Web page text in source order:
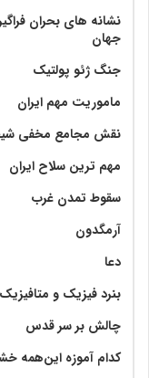
نشانه های بحران
جهان
جنگ ژئو پولتیک
ماموریت مهم ایران
نقش مجامع مخفی
مهم ترین سلاح ایران
سقوط تمدن غرب
آرمگدون
دعا
بنرد فیزیک و متافیزیک
چالش بر سر قدس
کدام آموزه این‌همه